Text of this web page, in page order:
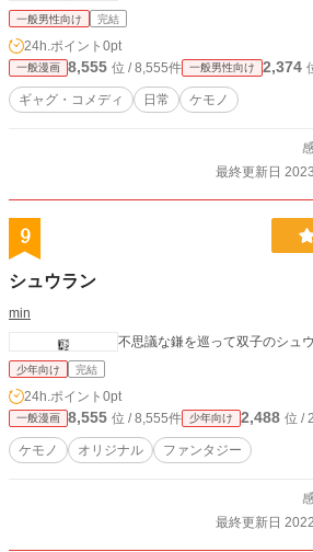
一般男性向け 完結
24h.ポイント 0pt
一般漫画 8,555 位 / 8,555件 一般男性向け 2,374
ギャグ・コメディ 日常 ケモノ
最終更新日
9
シュウラン
min
不思議な鎌を巡って双子のシュ
少年向け 完結
24h.ポイント 0pt
一般漫画 8,555 位 / 8,555件 少年向け 2,488 位 /
ケモノ オリジナル ファンタジー
最終更新日